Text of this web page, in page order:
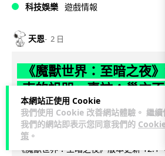
本網站正使用 Cookie
我們使用 Cookie 改善網站體驗。 繼續
我們的網站即表示您同意我們的
策 。
科技娛樂 遊戲情報
天恩 2 日
《魔獸世界：至暗之夜》
克的詛咒」專訪：巢穴
領門檻而設 《諸王之眠
鐘
《魔獸世界：至暗之夜》版本更新 12.1